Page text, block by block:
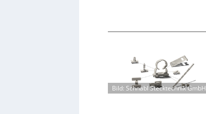
Bild: Schnabl Stecktechnik GmbH